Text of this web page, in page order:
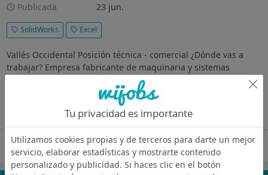
Publicada
23 jun.
SolidWorks Excel
Vallés Occidental Posición técnica - comercial ¿Dónde vas a
trabajar? Empresa fabricante de maquinaria y sistemas
automáticos para embalaje industrial, especializada en
soluciones de final de línea. Ubicada en el Vallés Occidental
Oferta desactivada
Tu privacidad es importante
Utilizamos cookies propias y de terceros para darte un mejor
servicio, elaborar estadísticas y mostrarte contenido
personalizado y publicidad. Si haces clic en el botón